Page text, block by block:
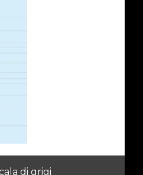
di grigi